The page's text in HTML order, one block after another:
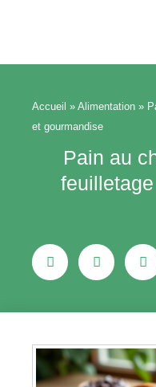
Accueil » Alimentation »
et gourmandise
Pain au